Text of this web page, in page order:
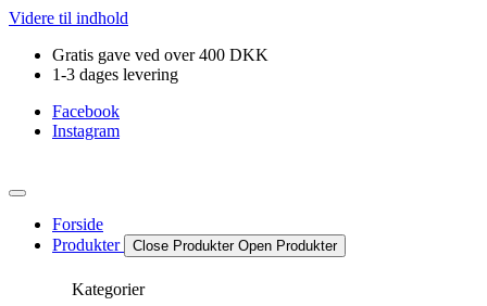
Videre til indhold
Gratis gave ved over 400 DKK
1-3 dages levering
Facebook
Instagram
Forside
Produkter
Close Produkter Open Produkter
Kategorier